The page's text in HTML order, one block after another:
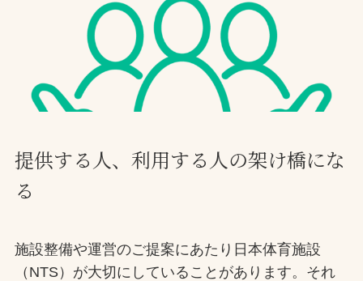
検索
ソーシャルメディアポリシー
提供する人、利用する人の架け橋にな
る
施設整備や運営のご提案にあたり日本体育施設
（NTS）が大切にしていることがあります。それ